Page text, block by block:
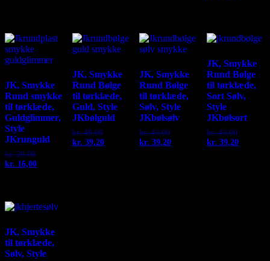
JK, Smykke
Rund smykke
til tørklæde,
Guldglimmer,
Style
JKrunguld
kr.20,00
price
kr. 16,00
JK, Smykke
Rund Bølge
til tørklæde,
Guld, Style
JKbølguld
kr.49,00Original
price
kr. 39,20Current
JK, Smykke
Rund Bølge
til tørklæde,
Sølv, Style
JKbølsølv
kr.49,00Original
price
kr. 39,20
JK, Smykke
Rund Bølge
til tørklæde,
Sort Sølv,
Style
JKbølsort
kr.49,00Original
price
kr. 39,20Current
JK, Smykke
til tørklæde,
Sølv, Style